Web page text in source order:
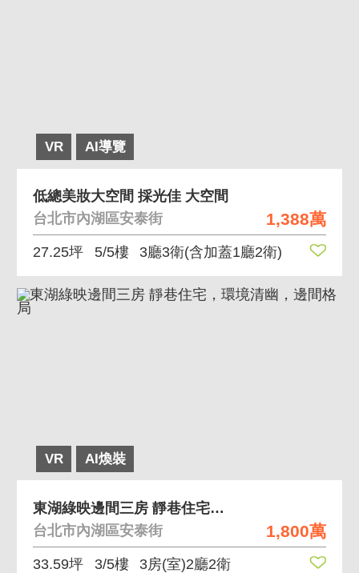
VR AI導覽
1,388萬
低總美妝大空間 採光佳 大空間
台北市內湖區安泰街
27.25坪 5/5樓 3廳3衛(含加蓋1廳2衛)
VR AI煥裝
1,800萬
東湖綠映邊間三房 靜巷住宅，環境清幽，邊間格局
台北市內湖區安泰街
33.59坪 3/5樓 3房(室)2廳2衛